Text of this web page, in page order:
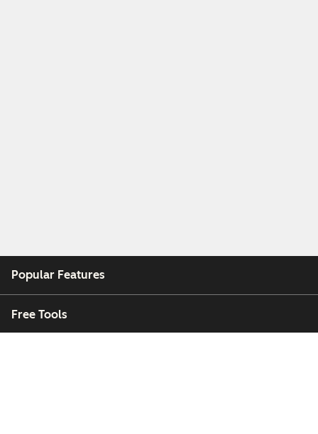
Popular Features
Free Tools